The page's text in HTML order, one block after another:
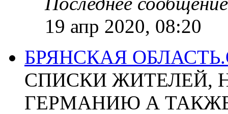
19 апр 2020, 08:20
БРЯНСКАЯ
СПИСКИ ЖИТЕЛЕЙ,
ГЕРМАНИЮ А